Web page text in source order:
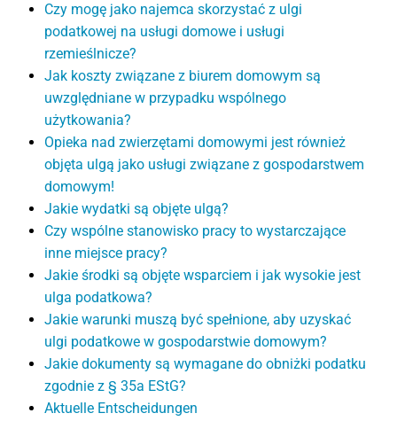
Czy mogę jako najemca skorzystać z ulgi
podatkowej na usługi domowe i usługi
rzemieślnicze?
Jak koszty związane z biurem domowym są
uwzględniane w przypadku wspólnego
użytkowania?
Opieka nad zwierzętami domowymi jest również
objęta ulgą jako usługi związane z gospodarstwem
domowym!
Jakie wydatki są objęte ulgą?
Czy wspólne stanowisko pracy to wystarczające
inne miejsce pracy?
Jakie środki są objęte wsparciem i jak wysokie jest
ulga podatkowa?
Jakie warunki muszą być spełnione, aby uzyskać
ulgi podatkowe w gospodarstwie domowym?
Jakie dokumenty są wymagane do obniżki podatku
zgodnie z § 35a EStG?
Aktuelle Entscheidungen